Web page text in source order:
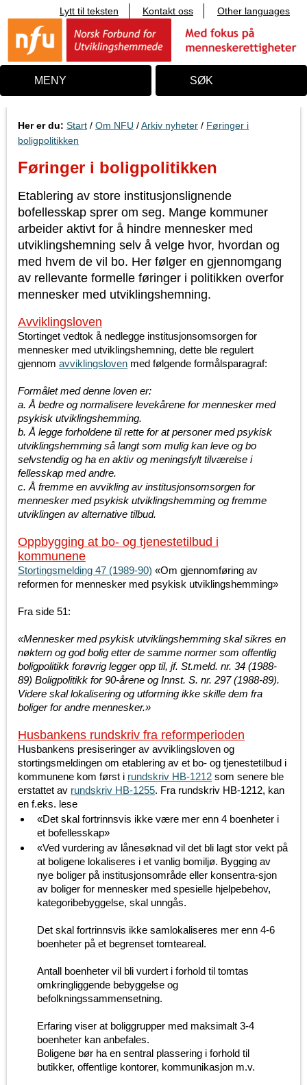
i
n
o
Lytt til teksten Kontakt oss Other languages
MENY SØK
Her er du: Start / Om NFU /Arkiv nyheter / Føringer i
boligpolitikken
Føringer i boligpolitikken
Etablering av store institusjonslignende
bofellesskap sprer om seg. Mange kommuner
arbeider aktivt for å hindre mennesker med
utviklingshemning selv å velge hvor, hvordan og
med hvem de vil bo. Her følger en gjennomgang
av rellevante formelle føringer i politikken overfor
mennesker med utviklingshemning.
Avviklingsloven
Stortinget vedtok å nedlegge institusjonsomsorgen for
mennesker med utviklingshemning, dette ble regulert
gjennom avviklingsloven med følgende formålsparagraf:
Formålet med denne loven er:
a. Å bedre og normalisere levekårene for mennesker med
psykisk utviklingshemming.
b. Å legge forholdene til rette for at personer med psykisk
utviklingshemming så langt som mulig kan leve og bo
selvstendig og ha en aktiv og meningsfylt tilværelse i
fellesskap med andre.
c. Å fremme en avvikling av institusjonsomsorgen for
mennesker med psykisk utviklingshemming og fremme
utviklingen av alternative tilbud.
Oppbygging at bo- og tjenestetilbud i
kommunene
Stortingsmelding 47 (1989-90) «Om gjennomføring av
reformen for mennesker med psykisk utviklingshemming»
Fra side 51:
«Mennesker med psykisk utviklingshemming skal sikres en
nøktern og god bolig etter de samme normer som offentlig
boligpolitikk forøvrig legger opp til, jf. St.meld. nr. 34 (1988-
89) Boligpolitikk for 90-årene og Innst. S. nr. 297 (1988-89).
Videre skal lokalisering og utforming ikke skille dem fra
boliger for andre mennesker.»
Husbankens rundskriv fra reformperioden
Husbankens presiseringer av avviklingsloven og
stortingsmeldingen om etablering av et bo- og tjenestetilbud i
kommunene kom først i rundskriv HB-1212 som senere ble
erstattet av rundskriv HB-1255. Fra rundskriv HB-1212, kan
en f.eks. lese
«Det skal fortrinnsvis ikke være mer enn 4 boenheter i
et bofellesskap»
«Ved vurdering av lånesøknad vil det bli lagt stor vekt på
at boligene lokaliseres i et vanlig bomiljø. Bygging av
nye boliger på institusjonsområde eller konsentra-sjon
av boliger for mennesker med spesielle hjelpebehov,
kategoribebyggelse, skal unngås.
Det skal fortrinnsvis ikke samlokaliseres mer enn 4-6
boenheter på et begrenset tomteareal.
Antall boenheter vil bli vurdert i forhold til tomtas
omkringliggende bebyggelse og
befolkningssammensetning.
Erfaring viser at boliggrupper med maksimalt 3-4
boenheter kan anbefales.
Boligene bør ha en sentral plassering i forhold til
butikker, offentlige kontorer, kommunikasjon m.v.